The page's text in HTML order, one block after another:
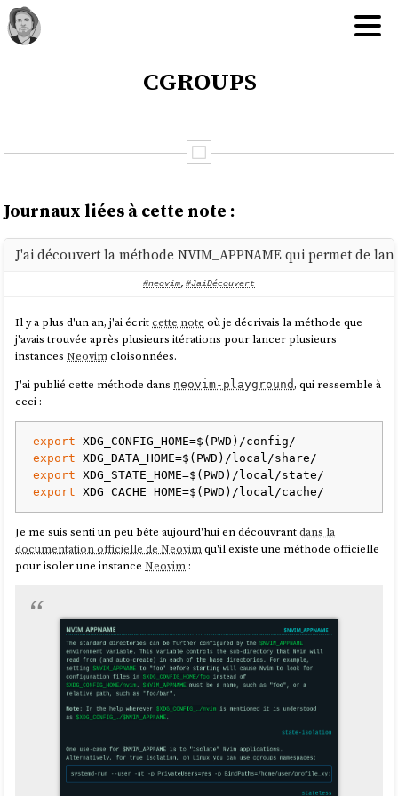
cgroups
Journaux liées à cette note :
J'ai découvert la méthode NVIM_APPNAME qui permet de
#neovim, #JaiDécouvert
Il y a plus d'un an, j'ai écritcette note où je décrivais la méthode que
j'avais trouvée après plusieurs itérations pour lancer plusieurs
instancesNeovimcloisonnées.
J'ai publié cette méthode dans neovim-playground, qui ressemble à
ceci :
export
export
export
export
Je me suis senti un peu bête aujourd'hui en découvrantdans la
documentation officielle de Neovimqu'il existe une méthode officielle
pour isoler une instanceNeovim :